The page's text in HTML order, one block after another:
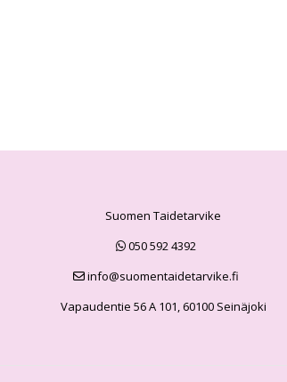
Suomen Taidetarvike
050 592 4392
info@suomentaidetarvike.fi
Vapaudentie 56 A 101, 60100 Seinäjoki